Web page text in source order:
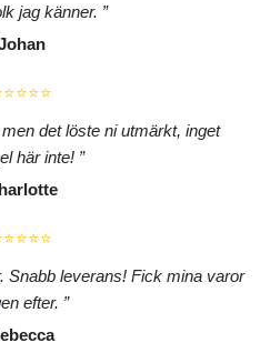
jag känner.
det löste ni utmärkt, inget
här inte!
Snabb leverans! Fick mina varor
efter.